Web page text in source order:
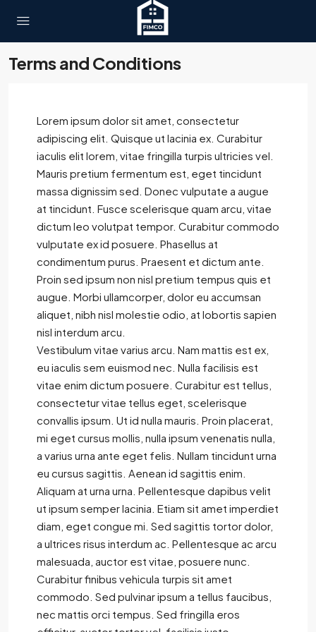
Terms and Conditions
Lorem ipsum dolor sit amet, consectetur
adipiscing elit. Quisque ut lacinia ex. Curabitur
iaculis elit lorem, vitae fringilla turpis ultricies vel.
Mauris pretium fermentum est, eget tincidunt
massa dignissim sed. Donec vulputate a augue
at tincidunt. Fusce scelerisque quam arcu, vitae
dictum leo volutpat tempor. Curabitur commodo
vulputate ex id posuere. Phasellus at
condimentum purus. Praesent et dictum ante.
Proin sed ipsum non nisl pretium tempus quis et
augue. Morbi ullamcorper, dolor eu accumsan
aliquet, nibh nisl molestie odio, at lobortis sapien
nisl interdum arcu.
Vestibulum vitae varius arcu. Nam mattis est ex,
eu iaculis sem euismod nec. Nulla facilisis est
vitae enim dictum posuere. Curabitur est tellus,
consectetur vitae tellus eget, scelerisque
convallis ipsum. Ut id nulla mauris. Proin placerat,
mi eget cursus mollis, nulla ipsum venenatis nulla,
a varius urna ante eget felis. Nullam tincidunt urna
eu cursus sagittis. Aenean id sagittis enim.
Aliquam at urna urna. Pellentesque dapibus velit
ut ipsum semper lacinia. Etiam sit amet imperdiet
diam, eget congue mi. Sed sagittis tortor dolor,
a ultrices risus interdum ac. Pellentesque ac arcu
malesuada, auctor est vitae, posuere nunc.
Curabitur finibus vehicula turpis sit amet
commodo. Sed pulvinar ipsum a tellus faucibus,
nec mattis orci tempus. Sed fringilla eros